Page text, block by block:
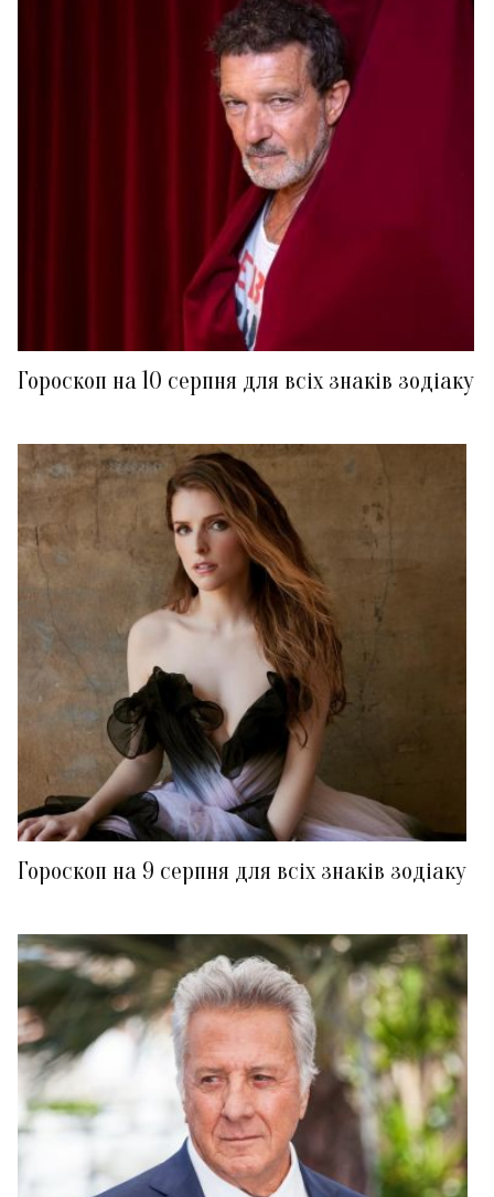
Гороскоп на 10 серпня для всіх знаків зодіаку
Гороскоп на 9 серпня для всіх знаків зодіаку